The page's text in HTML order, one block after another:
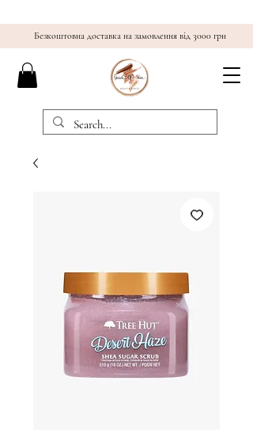
Безкоштовна доставка на замовлення від 3000 грн